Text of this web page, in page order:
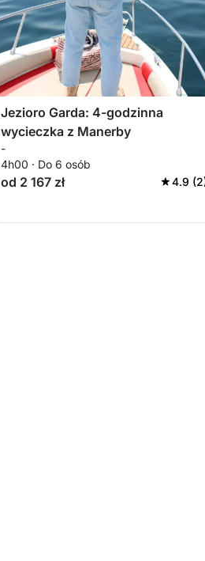
Jezioro Garda: 4-godzinna
wycieczka z Manerby
-
4h00 · Do 6 osób
od 2 167 zł 4.9